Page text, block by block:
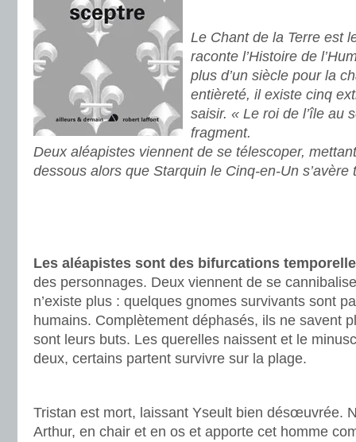
Le Chant de la Terre est
raconte l’Histoire de
plus d’un siècle pour la
entièreté, il existe cinq
saisir. « Le roi de l’île au
fragment.
Deux aléapistes viennent de se télescoper,
dessous alors que Starquin le Cinq-en-Un s’avère
Les aléapistes sont des bifurcations temporelle
des personnages. Deux viennent de se
n’existe plus : quelques gnomes survivants sont
humains. Complètement déphasés, ils ne savent
sont leurs buts. Les querelles naissent et le
deux, certains partent survivre sur la plage.
Tristan est mort, laissant Yseult bien désœuvrée.
Arthur, en chair et en os et apporte cet homme